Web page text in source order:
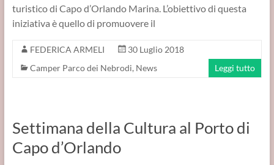
turistico di Capo d’Orlando Marina. L’obiettivo di questa
iniziativa è quello di promuovere il
FEDERICA ARMELI
30 Luglio 2018
Camper Parco dei Nebrodi, News Leggi tutto
Settimana della Cultura al Porto di
Capo d’Orlando